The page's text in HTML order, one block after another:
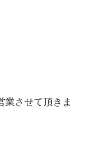
業させて頂きま